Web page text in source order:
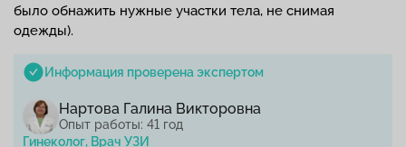
было обнажить нужные участки тела, не снимая
одежды).
Информация проверена экспертом
Нартова Галина Викторовна
Опыт работы: 41 год
Гинеколог, Врач УЗИ